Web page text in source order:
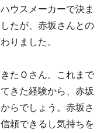
ウスメーカーで決ま
たが、赤坂さんとの
りました。
たＯさん。これまで
きた経験から、赤坂
らでしょう。赤坂さ
頼できるし気持ちを